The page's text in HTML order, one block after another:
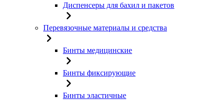
Диспенсеры для бахил и пакетов
Перевязочные материалы и средства
Бинты медицинские
Бинты фиксирующие
Бинты эластичные